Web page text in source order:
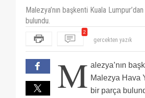
Malezya’nın başkenti Kuala
bulundu.
2
gercekten yazık
M alezya’nın
Malezya Hava
bir parça